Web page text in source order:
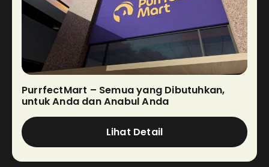
PurrfectMart – Semua yang Dibutuhkan,
untuk Anda dan Anabul Anda
Lihat Detail